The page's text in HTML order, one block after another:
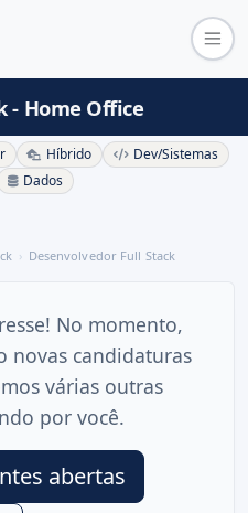
- Home Office
Híbrido
Dev/Sistemas
Dados
Desenvolvedor Full Stack
No momento,
novas candidaturas
várias outras
por você.
abertas